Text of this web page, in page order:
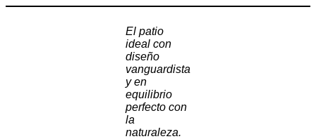
El patio
ideal con
diseño
vanguardista
y en
equilibrio
perfecto con
la
naturaleza.